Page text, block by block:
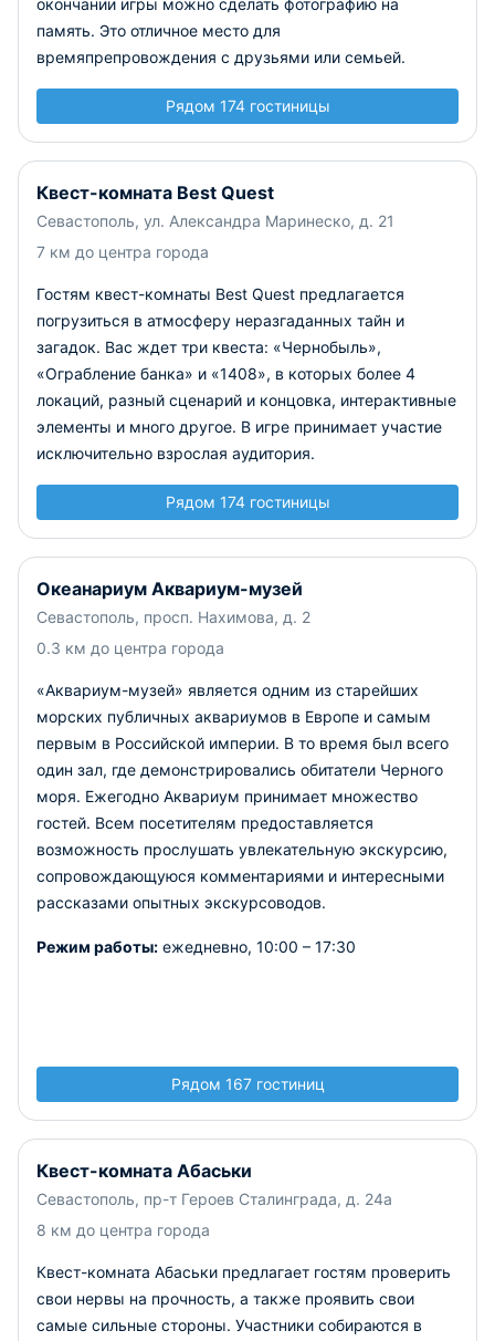
окончании игры можно сделать фотографию на
память. Это отличное место для
времяпрепровождения с друзьями или семьей.
Рядом 174 гостиницы
Квест-комната Best Quest
Севастополь, ул. Александра Маринеско, д. 21
7 км до центра города
Гостям квест-комнаты Best Quest предлагается
погрузиться в атмосферу неразгаданных тайн и
загадок. Вас ждет три квеста: «Чернобыль»,
«Ограбление банка» и «1408», в которых более 4
локаций, разный сценарий и концовка, интерактивные
элементы и много другое. В игре принимает участие
исключительно взрослая аудитория.
Рядом 174 гостиницы
Океанариум Аквариум-музей
Севастополь, просп. Нахимова, д. 2
0.3 км до центра города
«Аквариум-музей» является одним из старейших
морских публичных аквариумов в Европе и самым
первым в Российской империи. В то время был всего
один зал, где демонстрировались обитатели Черного
моря. Ежегодно Аквариум принимает множество
гостей. Всем посетителям предоставляется
возможность прослушать увлекательную экскурсию,
сопровождающуюся комментариями и интересными
рассказами опытных экскурсоводов.
Режим работы: ежедневно, 10:00 – 17:30
Рядом 167 гостиниц
Квест-комната Абаськи
Севастополь, пр-т Героев Сталинграда, д. 24а
8 км до центра города
Квест-комната Абаськи предлагает гостям проверить
свои нервы на прочность, а также проявить свои
самые сильные стороны. Участники собираются в